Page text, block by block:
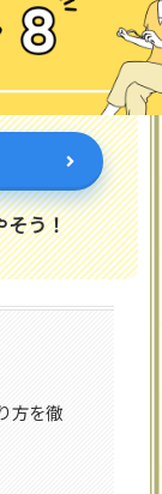
そう！
方を徹